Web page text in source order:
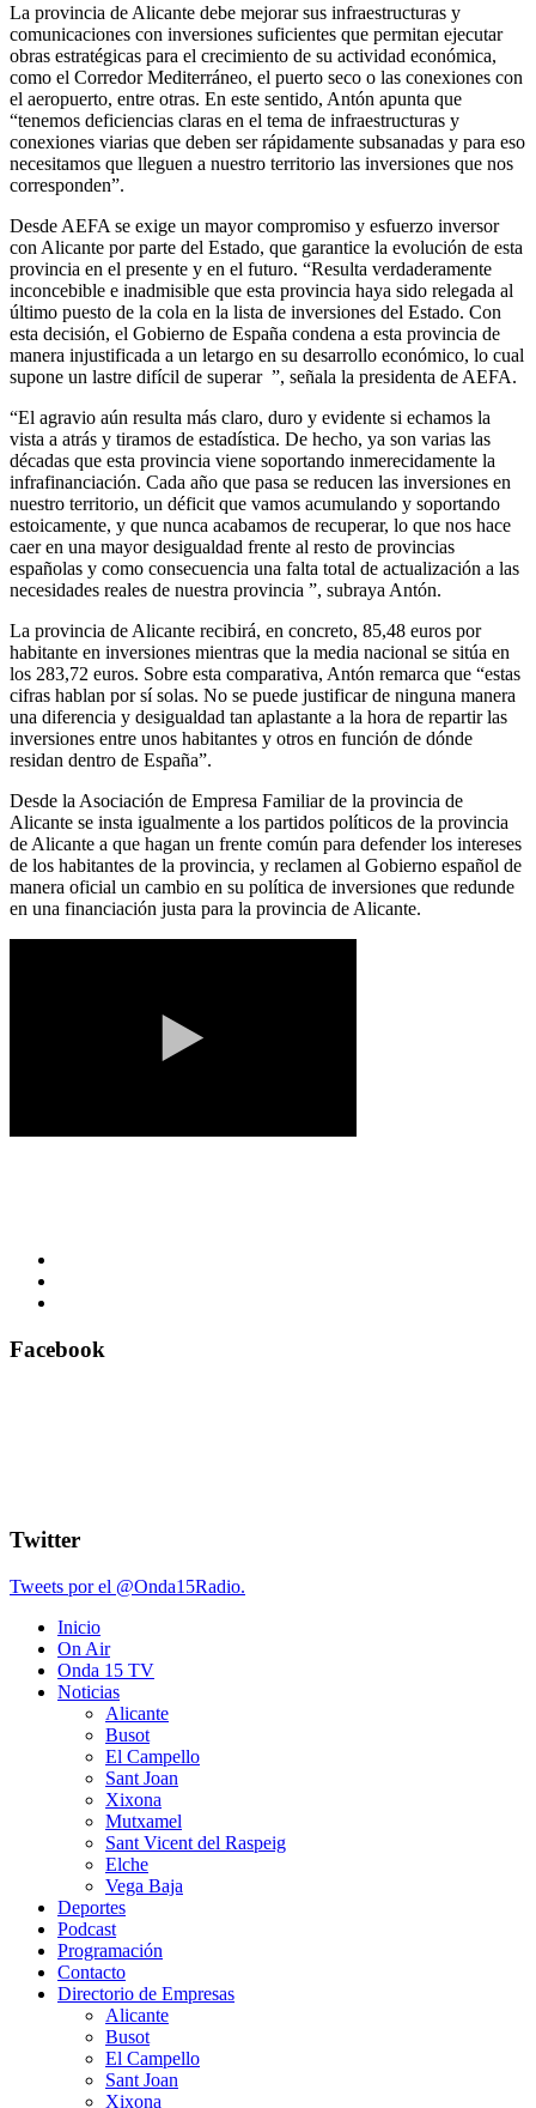
La provincia de Alicante debe mejorar sus infraestructuras y
comunicaciones con inversiones suficientes que permitan ejecutar
obras estratégicas para el crecimiento de su actividad económica,
como el Corredor Mediterráneo, el puerto seco o las conexiones con
el aeropuerto, entre otras. En este sentido, Antón apunta que
“tenemos deficiencias claras en el tema de infraestructuras y
conexiones viarias que deben ser rápidamente subsanadas y para eso
necesitamos que lleguen a nuestro territorio las inversiones que nos
corresponden”.
Desde AEFA se exige un mayor compromiso y esfuerzo inversor
con Alicante por parte del Estado, que garantice la evolución de esta
provincia en el presente y en el futuro. “Resulta verdaderamente
inconcebible e inadmisible que esta provincia haya sido relegada al
último puesto de la cola en la lista de inversiones del Estado. Con
esta decisión, el Gobierno de España condena a esta provincia de
manera injustificada a un letargo en su desarrollo económico, lo cual
supone un lastre difícil de superar ”, señala la presidenta de AEFA.
“El agravio aún resulta más claro, duro y evidente si echamos la
vista a atrás y tiramos de estadística. De hecho, ya son varias las
décadas que esta provincia viene soportando inmerecidamente la
infrafinanciación. Cada año que pasa se reducen las inversiones en
nuestro territorio, un déficit que vamos acumulando y soportando
estoicamente, y que nunca acabamos de recuperar, lo que nos hace
caer en una mayor desigualdad frente al resto de provincias
españolas y como consecuencia una falta total de actualización a las
necesidades reales de nuestra provincia ”, subraya Antón.
La provincia de Alicante recibirá, en concreto, 85,48 euros por
habitante en inversiones mientras que la media nacional se sitúa en
los 283,72 euros. Sobre esta comparativa, Antón remarca que “estas
cifras hablan por sí solas. No se puede justificar de ninguna manera
una diferencia y desigualdad tan aplastante a la hora de repartir las
inversiones entre unos habitantes y otros en función de dónde
residan dentro de España”.
Desde la Asociación de Empresa Familiar de la provincia de
Alicante se insta igualmente a los partidos políticos de la provincia
de Alicante a que hagan un frente común para defender los intereses
de los habitantes de la provincia, y reclamen al Gobierno español de
manera oficial un cambio en su política de inversiones que redunde
en una financiación justa para la provincia de Alicante.
Facebook
Twitter
Tweets por el @Onda15Radio.
Inicio
On Air
Onda 15 TV
Noticias
Alicante
Busot
El Campello
Sant Joan
Xixona
Mutxamel
Sant Vicent del Raspeig
Elche
Vega Baja
Deportes
Podcast
Programación
Contacto
Directorio de Empresas
Alicante
Busot
El Campello
Sant Joan
Xixona